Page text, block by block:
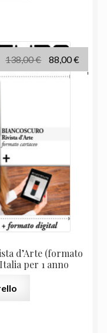
d’Arte (formato
per 1 anno
138,00€
prezzo
88,00€